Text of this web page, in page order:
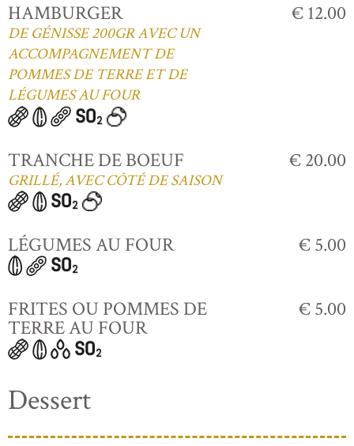
HAMBURGER
DE GÉNISSE 200GR AVEC UN
ACCOMPAGNEMENT DE
POMMES DE TERRE ET DE
LÉGUMES AU FOUR
€ 12.00
TRANCHE DE BOEUF
GRILLÉ, AVEC CÔTÉ DE SAISON
€ 20.00
LÉGUMES AU FOUR € 5.00
FRITES OU POMMES DE
TERRE AU FOUR
€ 5.00
Dessert